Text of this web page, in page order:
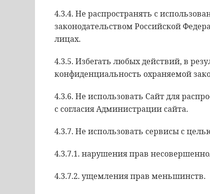
4.3.4. Не распространять с
законодательством Российской
лицах.
4.3.5. Избегать любых действий, в
конфиденциальность охраняемой
4.3.6. Не использовать Сайт для
с согласия Администрации сайта.
4.3.7. Не использовать сервисы с
4.3.7.1. нарушения прав
4.3.7.2. ущемления прав меньшинств.